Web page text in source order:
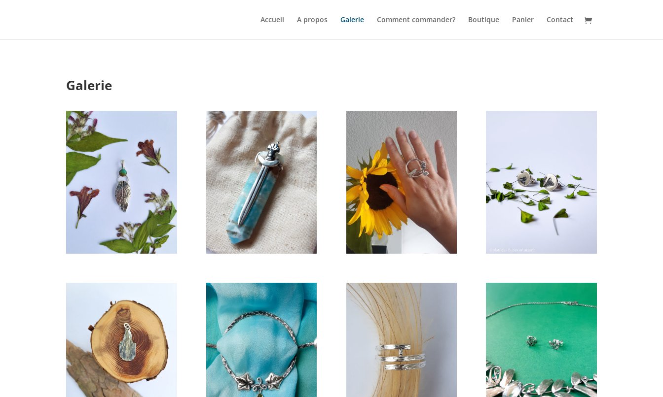
Accueil A propos Galerie Comment commander? Boutique Panier Contact
Galerie